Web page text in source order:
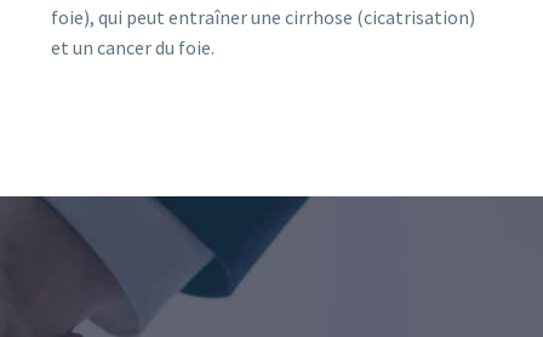
foie), qui peut entraîner une cirrhose (cicatrisation)
et un cancer du foie.